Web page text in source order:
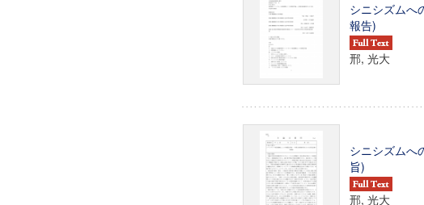
シニシズムへ
報告)
邢, 光大
シニシズムへ
旨)
邢, 光大